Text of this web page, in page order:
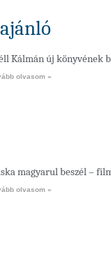
Kálmán új könyvének
olvasom »
magyarul beszél –
olvasom »